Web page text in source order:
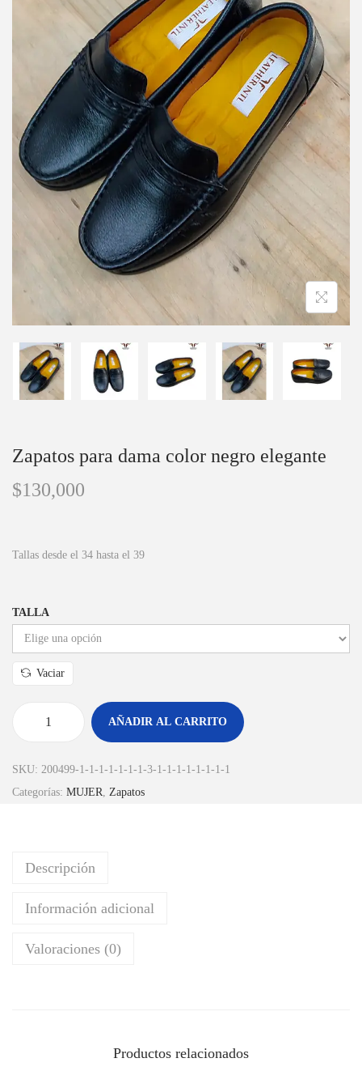
Zapatos para dama color negro elegante
$130,000
Tallas desde el 34 hasta el 39
TALLA
Vaciar
AÑADIR AL CARRITO
SKU: 200499-1-1-1-1-1-1-1-3-1-1-1-1-1-1-1-1
Categorías: MUJER, Zapatos
Descripción
Información adicional
Valoraciones (0)
Productos relacionados